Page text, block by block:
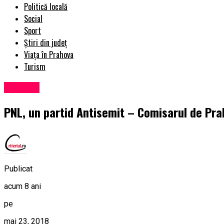
Politică locală
Social
Sport
Știri din județ
Viața în Prahova
Turism
PNL, un partid Antisemit – Comisarul de
Publicat
acum 8 ani
pe
mai 23, 2018